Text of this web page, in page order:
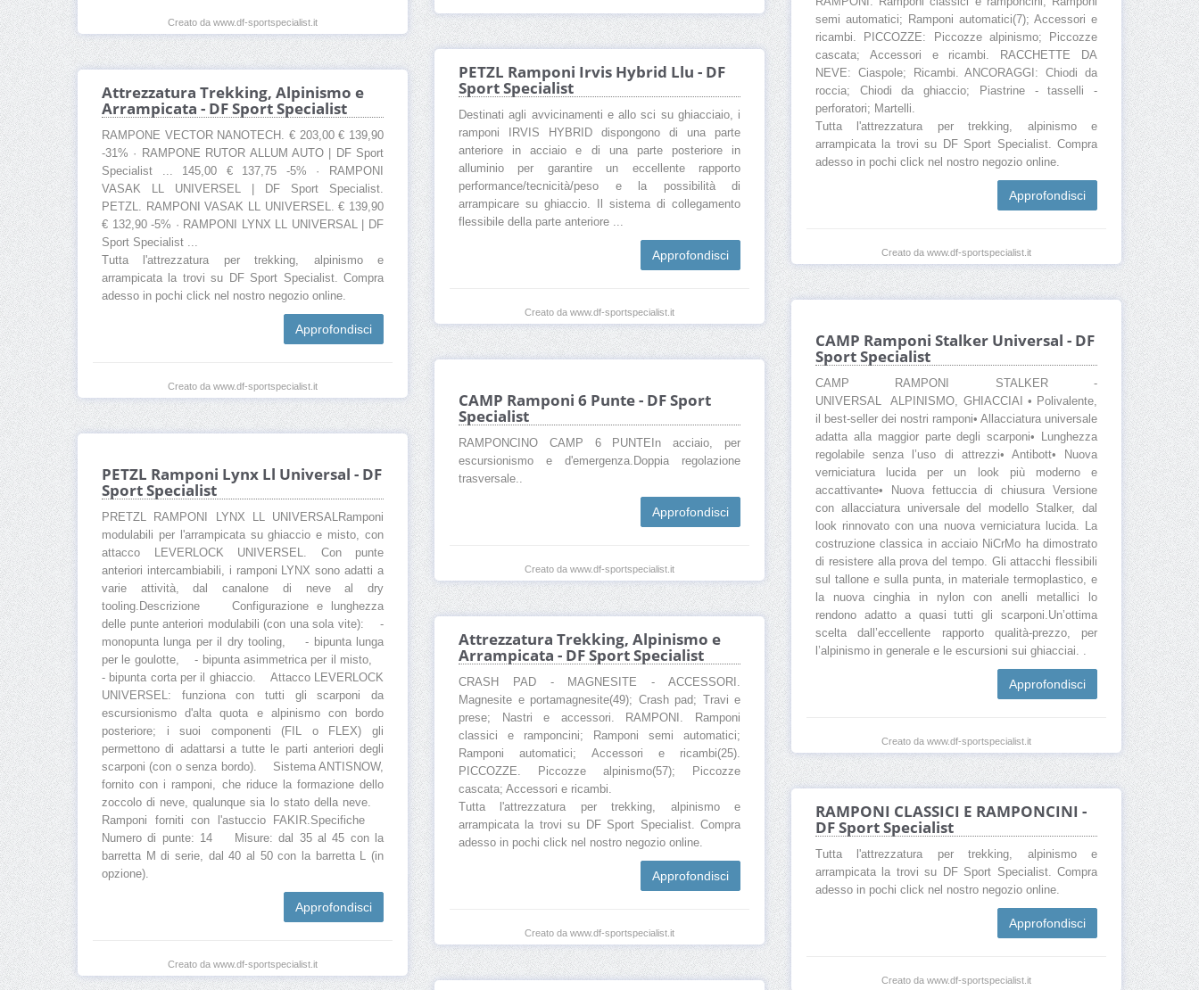
Creato da www.df-sportspecialist.it
semi automatici; Ramponi automatici(7); Accessori e
ricambi. PICCOZZE: Piccozze alpinismo; Piccozze
cascata; Accessori e ricambi. RACCHETTE DA
NEVE: Ciaspole; Ricambi. ANCORAGGI: Chiodi da
roccia; Chiodi da ghiaccio; Piastrine - tasselli -
perforatori; Martelli.
Tutta l'attrezzatura per trekking, alpinismo e
arrampicata la trovi su DF Sport Specialist. Compra
adesso in pochi click nel nostro negozio online.
Approfondisci
Creato da www.df-sportspecialist.it
PETZL Ramponi Irvis Hybrid Llu - DF
Sport Specialist
Destinati agli avvicinamenti e allo sci su ghiacciaio, i
ramponi IRVIS HYBRID dispongono di una parte
anteriore in acciaio e di una parte posteriore in
alluminio per garantire un eccellente rapporto
performance/tecnicità/peso e la possibilità di
arrampicare su ghiaccio. Il sistema di collegamento
flessibile della parte anteriore ...
Approfondisci
Creato da www.df-sportspecialist.it
Attrezzatura Trekking, Alpinismo e
Arrampicata - DF Sport Specialist
RAMPONE VECTOR NANOTECH. € 203,00 € 139,90
-31% · RAMPONE RUTOR ALLUM AUTO | DF Sport
Specialist ... 145,00 € 137,75 -5% · RAMPONI
VASAK LL UNIVERSEL | DF Sport Specialist.
PETZL. RAMPONI VASAK LL UNIVERSEL. € 139,90
€ 132,90 -5% · RAMPONI LYNX LL UNIVERSAL | DF
Sport Specialist ...
Tutta l'attrezzatura per trekking, alpinismo e
arrampicata la trovi su DF Sport Specialist. Compra
adesso in pochi click nel nostro negozio online.
Approfondisci
Creato da www.df-sportspecialist.it
CAMP Ramponi Stalker Universal - DF
Sport Specialist
CAMP RAMPONI STALKER -
UNIVERSAL ALPINISMO, GHIACCIAI • Polivalente,
il best-seller dei nostri ramponi• Allacciatura universale
adatta alla maggior parte degli scarponi• Lunghezza
regolabile senza l’uso di attrezzi• Antibott• Nuova
verniciatura lucida per un look più moderno e
accattivante• Nuova fettuccia di chiusura Versione
con allacciatura universale del modello Stalker, dal
look rinnovato con una nuova verniciatura lucida. La
costruzione classica in acciaio NiCrMo ha dimostrato
di resistere alla prova del tempo. Gli attacchi flessibili
sul tallone e sulla punta, in materiale termoplastico, e
la nuova cinghia in nylon con anelli metallici lo
rendono adatto a quasi tutti gli scarponi.Un’ottima
scelta dall’eccellente rapporto qualità-prezzo, per
l’alpinismo in generale e le escursioni sui ghiacciai. .
Approfondisci
Creato da www.df-sportspecialist.it
CAMP Ramponi 6 Punte - DF Sport
Specialist
RAMPONCINO CAMP 6 PUNTEIn acciaio, per
escursionismo e d'emergenza.Doppia regolazione
trasversale..
Approfondisci
Creato da www.df-sportspecialist.it
PETZL Ramponi Lynx Ll Universal - DF
Sport Specialist
PRETZL RAMPONI LYNX LL UNIVERSALRamponi
modulabili per l'arrampicata su ghiaccio e misto, con
attacco LEVERLOCK UNIVERSEL. Con punte
anteriori intercambiabili, i ramponi LYNX sono adatti a
varie attività, dal canalone di neve al dry
tooling.Descrizione Configurazione e lunghezza
delle punte anteriori modulabili (con una sola vite): -
monopunta lunga per il dry tooling, - bipunta lunga
per le goulotte, - bipunta asimmetrica per il misto,
- bipunta corta per il ghiaccio. Attacco LEVERLOCK
UNIVERSEL: funziona con tutti gli scarponi da
escursionismo d'alta quota e alpinismo con bordo
posteriore; i suoi componenti (FIL o FLEX) gli
permettono di adattarsi a tutte le parti anteriori degli
scarponi (con o senza bordo). Sistema ANTISNOW,
fornito con i ramponi, che riduce la formazione dello
zoccolo di neve, qualunque sia lo stato della neve.
Ramponi forniti con l'astuccio FAKIR.Specifiche
Numero di punte: 14 Misure: dal 35 al 45 con la
barretta M di serie, dal 40 al 50 con la barretta L (in
opzione).
Approfondisci
Creato da www.df-sportspecialist.it
Attrezzatura Trekking, Alpinismo e
Arrampicata - DF Sport Specialist
CRASH PAD - MAGNESITE - ACCESSORI.
Magnesite e portamagnesite(49); Crash pad; Travi e
prese; Nastri e accessori. RAMPONI. Ramponi
classici e ramponcini; Ramponi semi automatici;
Ramponi automatici; Accessori e ricambi(25).
PICCOZZE. Piccozze alpinismo(57); Piccozze
cascata; Accessori e ricambi.
Tutta l'attrezzatura per trekking, alpinismo e
arrampicata la trovi su DF Sport Specialist. Compra
adesso in pochi click nel nostro negozio online.
Approfondisci
Creato da www.df-sportspecialist.it
RAMPONI CLASSICI E RAMPONCINI -
DF Sport Specialist
Tutta l'attrezzatura per trekking, alpinismo e
arrampicata la trovi su DF Sport Specialist. Compra
adesso in pochi click nel nostro negozio online.
Approfondisci
Creato da www.df-sportspecialist.it